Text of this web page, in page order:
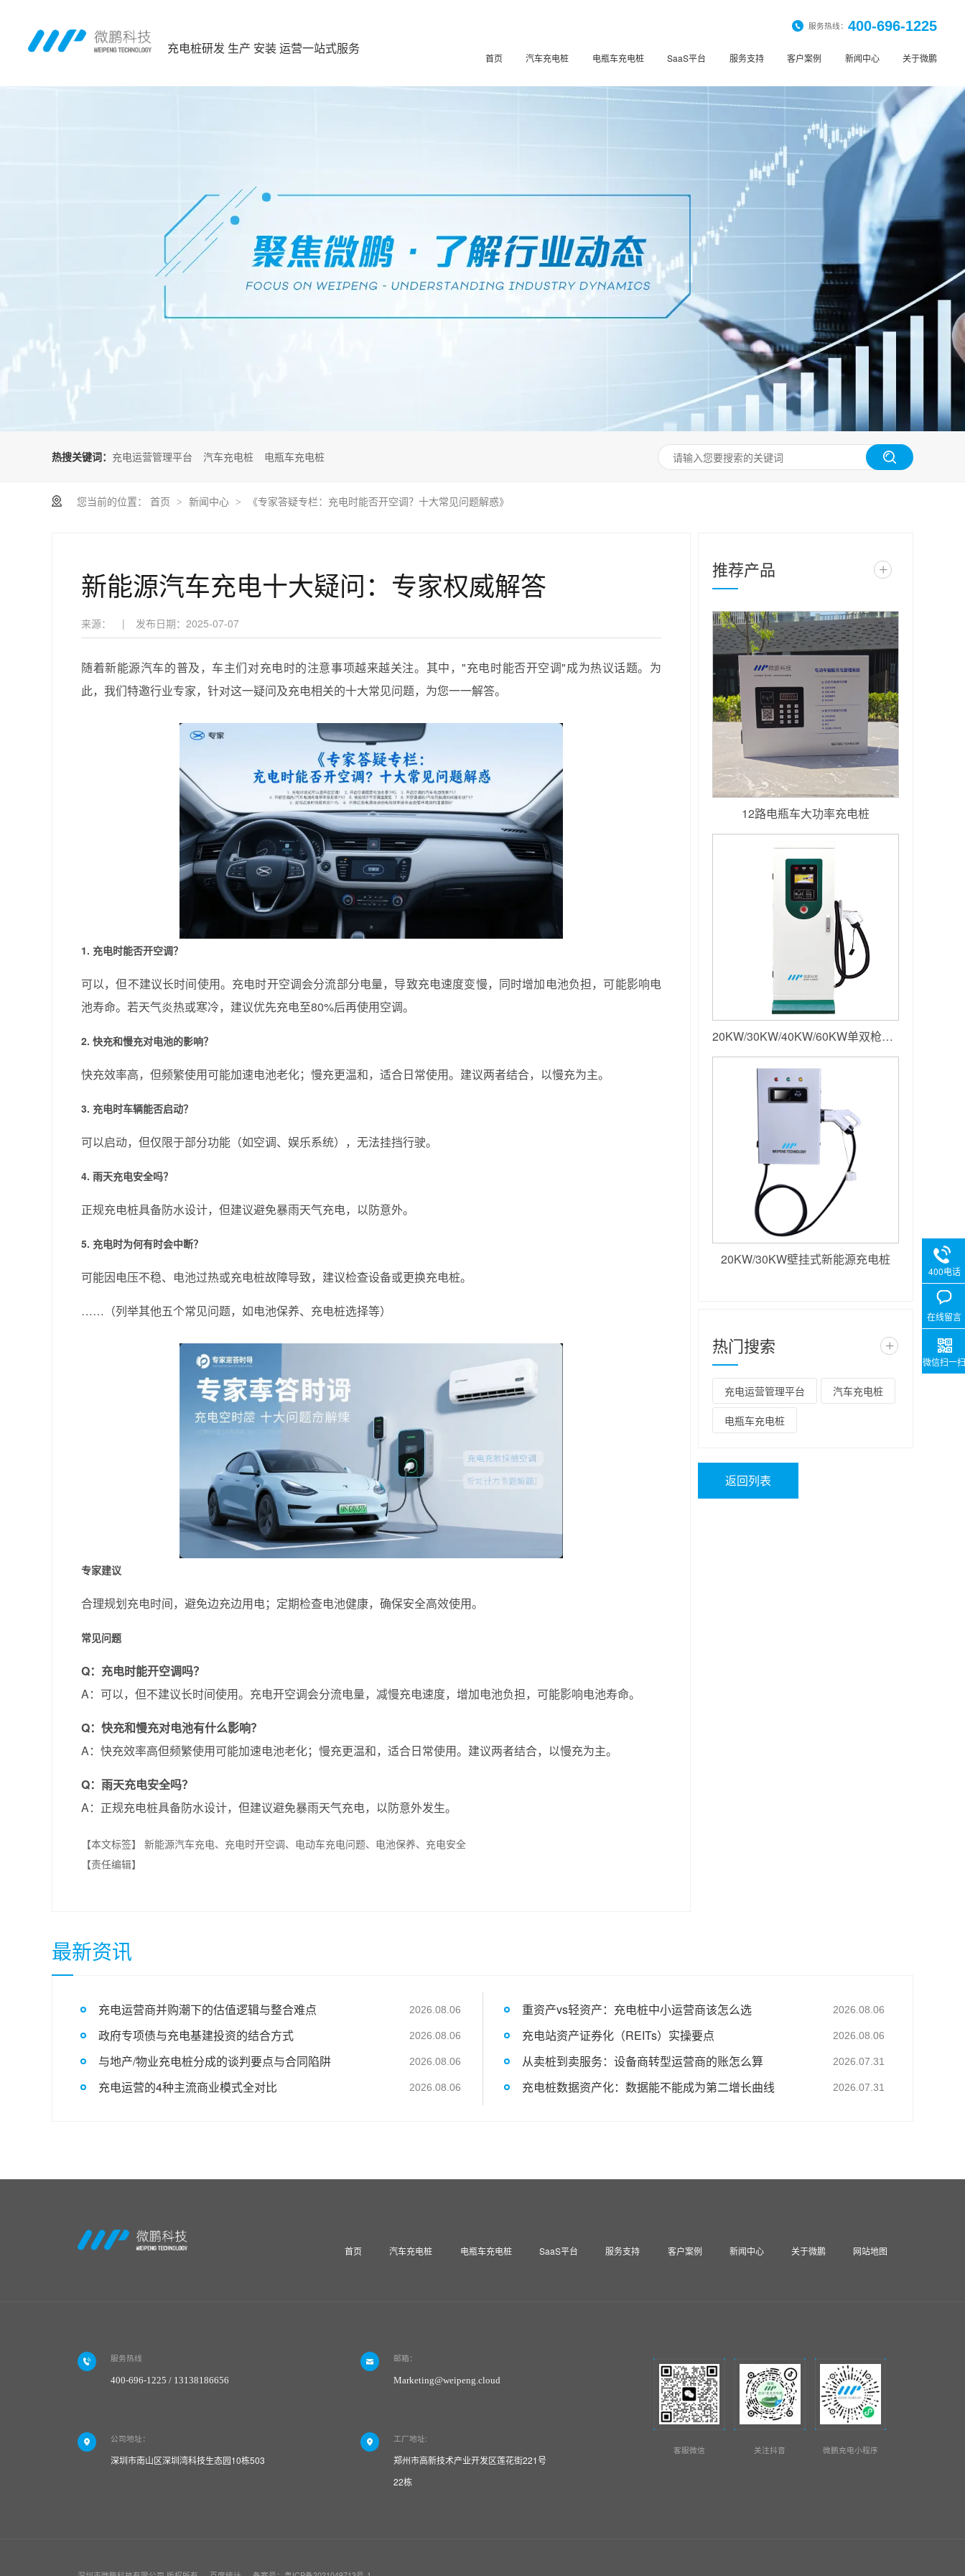
充电桩研发 生产 安装 运营一站式服务
服务热线：400-696-1225
首页 汽车充电桩 电瓶车充电桩 SaaS平台 服务支持 客户案例 新闻中心 关于微鹏
热搜关键词： 充电运营管理平台 汽车充电桩 电瓶车充电桩
您当前的位置： 首页 > 新闻中心 > 《专家答疑专栏：充电时能否开空调？十大常见问题解惑》
新能源汽车充电十大疑问：专家权威解答
来源： | 发布日期： 2025-07-07
随着新能源汽车的普及，车主们对充电时的注意事项越来越关注。其中，"充电时能否开空调"成为热议话题。为
此，我们特邀行业专家，针对这一疑问及充电相关的十大常见问题，为您一一解答。
1. 充电时能否开空调？
可以，但不建议长时间使用。充电时开空调会分流部分电量，导致充电速度变慢，同时增加电池负担，可能影响电
池寿命。若天气炎热或寒冷，建议优先充电至80%后再使用空调。
2. 快充和慢充对电池的影响？
快充效率高，但频繁使用可能加速电池老化；慢充更温和，适合日常使用。建议两者结合，以慢充为主。
3. 充电时车辆能否启动？
可以启动，但仅限于部分功能（如空调、娱乐系统），无法挂挡行驶。
4. 雨天充电安全吗？
正规充电桩具备防水设计，但建议避免暴雨天气充电，以防意外。
5. 充电时为何有时会中断？
可能因电压不稳、电池过热或充电桩故障导致，建议检查设备或更换充电桩。
……（列举其他五个常见问题，如电池保养、充电桩选择等）
专家建议
合理规划充电时间，避免边充边用电；定期检查电池健康，确保安全高效使用。
常见问题
Q：充电时能开空调吗？
A：可以，但不建议长时间使用。充电开空调会分流电量，减慢充电速度，增加电池负担，可能影响电池寿命。
Q：快充和慢充对电池有什么影响？
A：快充效率高但频繁使用可能加速电池老化；慢充更温和，适合日常使用。建议两者结合，以慢充为主。
Q：雨天充电安全吗？
A：正规充电桩具备防水设计，但建议避免暴雨天气充电，以防意外发生。
【本文标签】
新能源汽车充电、充电时开空调、电动车充电问题、电池保养、充电安全
【责任编辑】
推荐产品 +
12路电瓶车大功率充电桩
20KW/30KW/40KW/60KW单双枪落地小直流
20KW/30KW壁挂式新能源充电桩
热门搜索 +
充电运营管理平台 汽车充电桩
电瓶车充电桩
返回列表
最新资讯
充电运营商并购潮下的估值逻辑与整合难点 2026.08.06
政府专项债与充电基建投资的结合方式 2026.08.06
与地产/物业充电桩分成的谈判要点与合同陷阱 2026.08.06
充电运营的4种主流商业模式全对比 2026.08.06
重资产vs轻资产：充电桩中小运营商该怎么选 2026.08.06
充电站资产证券化（REITs）实操要点 2026.08.06
从卖桩到卖服务：设备商转型运营商的账怎么算 2026.07.31
充电桩数据资产化：数据能不能成为第二增长曲线 2026.07.31
首页 汽车充电桩 电瓶车充电桩 SaaS平台 服务支持 客户案例 新闻中心 关于微鹏 网站地图
服务热线
400-696-1225 / 13138186656
邮箱：
Marketing@weipeng.cloud
公司地址：
深圳市南山区深圳湾科技生态园10栋503
工厂地址:
郑州市高新技术产业开发区莲花街221号
22栋
客服微信 关注抖音 微鹏充电小程序
400电话
在线留言
微信扫一扫